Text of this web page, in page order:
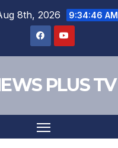
8th, 2026 9:34:47 AM
PLUS TV